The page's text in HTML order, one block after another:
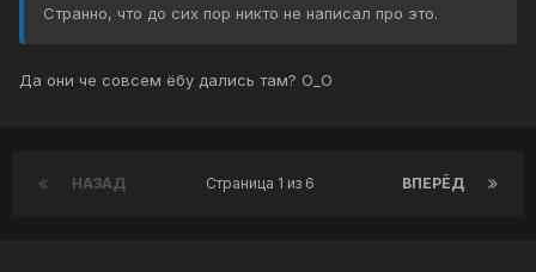
Странно, что до сих пор никто не написал про это.
Да они че совсем ёбу дались там? О_О
НАЗАД ВПЕРЁД
Страница 1 из 6